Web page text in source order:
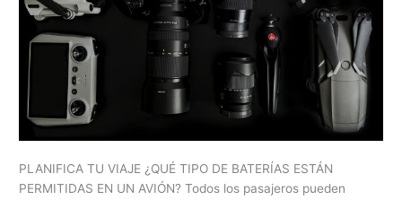
PLANIFICA TU VIAJE ¿QUÉ TIPO DE BATERÍAS ESTÁN
PERMITIDAS EN UN AVIÓN? Todos los pasajeros pueden